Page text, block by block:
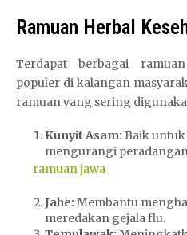
Ramuan Herbal
Terdapat berbagai
populer di kalangan
ramuan yang sering
Kunyit Asam: Baik
mengurangi
ramuan jawa
Jahe: Membantu
meredakan gejala flu.